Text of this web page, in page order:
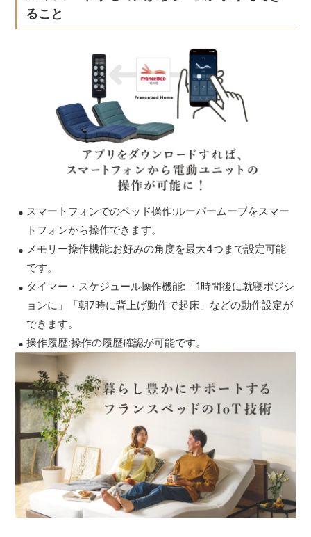
ること
スマートフォンでのベッド操作:ルーパームーブをスマー
トフォンから操作できます。
メモリー操作機能:お好みの角度を最大4つまで設定可能
です。
タイマー・スケジュール操作機能:「1時間後に就寝ポジシ
ョンに」「朝7時に背上げ動作で起床」などの動作設定が
できます。
操作履歴:操作の履歴確認が可能です。